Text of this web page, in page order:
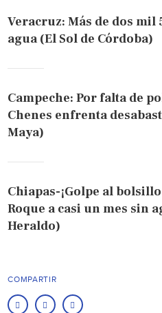
Veracruz: Más de dos mil
agua (El Sol de Córdoba)
Campeche: Por falta de
Chenes enfrenta
Maya)
Chiapas-¡Golpe al
Roque a casi un mes sin
Heraldo)
COMPARTIR